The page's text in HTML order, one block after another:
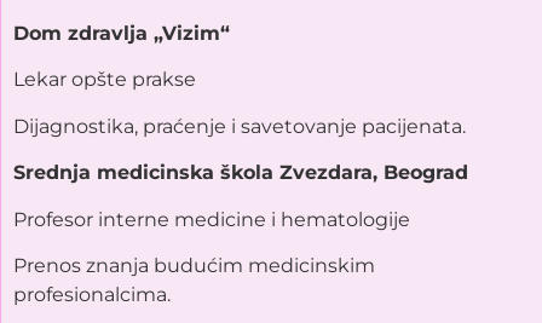
Dom zdravlja „Vizim“
Lekar opšte prakse
Dijagnostika, praćenje i savetovanje pacijenata.
Srednja medicinska škola Zvezdara, Beograd
Profesor interne medicine i hematologije
Prenos znanja budućim medicinskim
profesionalcima.